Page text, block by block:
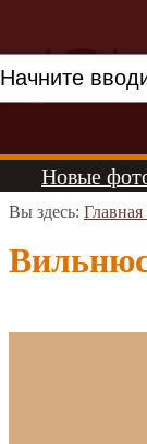
Новые
Вы здесь: Главная